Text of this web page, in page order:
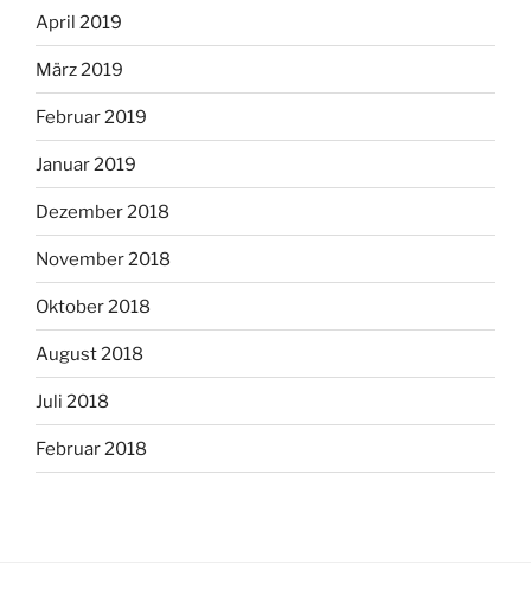
April 2019
März 2019
Februar 2019
Januar 2019
Dezember 2018
November 2018
Oktober 2018
August 2018
Juli 2018
Februar 2018